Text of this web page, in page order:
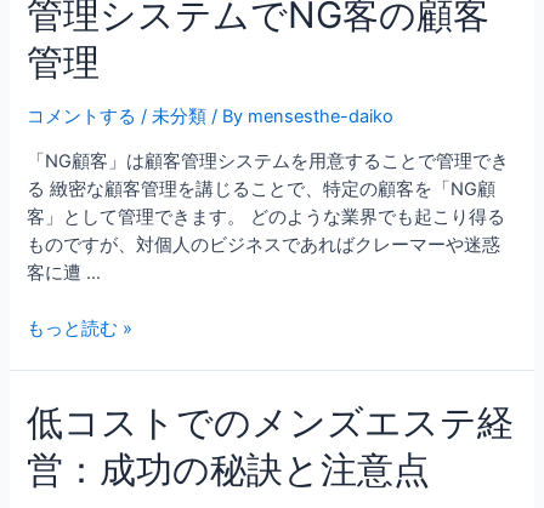
管理システムでNG客の顧客
管理
コメントする /未分類 / By mensesthe-daiko
「NG顧客」は顧客管理システムを用意することで管理でき
る 緻密な顧客管理を講じることで、特定の顧客を「NG顧
客」として管理できます。 どのような業界でも起こり得る
ものですが、対個人のビジネスであればクレーマーや迷惑
客に遭 …
もっと読む »
低コストでのメンズエステ経
営：成功の秘訣と注意点